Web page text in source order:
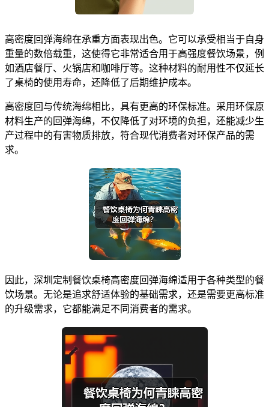
高密度回弹海绵在承重方面表现出色。它可以承受相当于自身
重量的数倍载重，这使得它非常适合用于高强度餐饮场景，例
如酒店餐厅、火锅店和咖啡厅等。这种材料的耐用性不仅延长
了桌椅的使用寿命，还降低了后期维护成本。
高密度回与传统海绵相比，具有更高的环保标准。采用环保原
材料生产的回弹海绵，不仅降低了对环境的负担，还能减少生
产过程中的有害物质排放，符合现代消费者对环保产品的需
求。
因此，深圳定制餐饮桌椅高密度回弹海绵适用于各种类型的餐
饮场景。无论是追求舒适体验的基础需求，还是需要更高标准
的升级需求，它都能满足不同消费者的需求。